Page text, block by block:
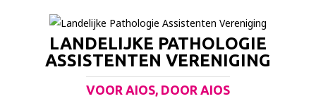
LANDELIJKE PATHOLOGIE
ASSISTENTEN VERENIGING
VOOR AIOS, DOOR AIOS